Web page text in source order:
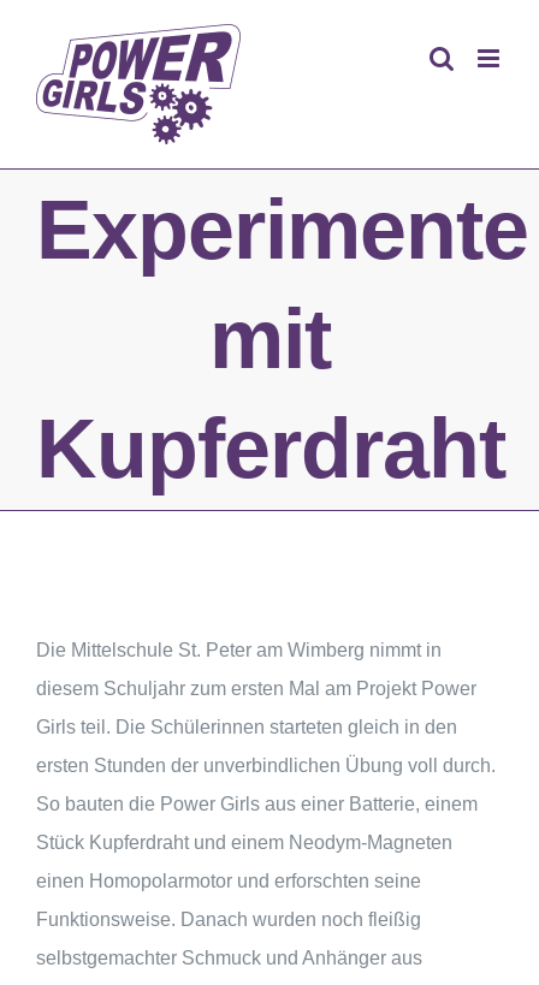
springen
Experimente
mit
Kupferdraht
Die Mittelschule St. Peter am Wimberg nimmt in
diesem Schuljahr zum ersten Mal am Projekt Power
Girls teil. Die Schülerinnen starteten gleich in den
ersten Stunden der unverbindlichen Übung voll durch.
So bauten die Power Girls aus einer Batterie, einem
Stück Kupferdraht und einem Neodym-Magneten
einen Homopolarmotor und erforschten seine
Funktionsweise. Danach wurden noch fleißig
selbstgemachter Schmuck und Anhänger aus